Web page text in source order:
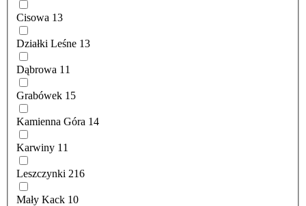
Cisowa 13
Działki Leśne 13
Dąbrowa 11
Grabówek 15
Kamienna Góra 14
Karwiny 11
Leszczynki 216
Mały Kack 10